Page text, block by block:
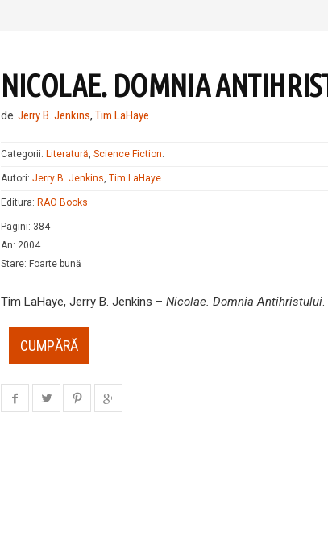
NICOLAE. DOMNIA
de Jerry B. Jenkins, Tim LaHaye
Categorii: Literatură, Science Fiction.
Autori: Jerry B. Jenkins, Tim LaHaye.
Editura: RAO Books
Pagini: 384
An: 2004
Stare: Foarte bună
Tim LaHaye, Jerry B. Jenkins – Nicolae. Domnia Antihristului.
CUMPĂRĂ